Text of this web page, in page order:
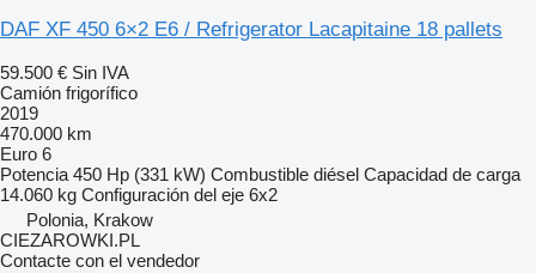
DAF XF 450 6×2 E6 / Refrigerator Lacapitaine 18 pallets
59.500 € Sin IVA
Camión frigorífico
2019
470.000 km
Euro 6
Potencia 450 Hp (331 kW) Combustible diésel Capacidad de carga
14.060 kg Configuración del eje 6x2
Polonia, Krakow
CIEZAROWKI.PL
Contacte con el vendedor